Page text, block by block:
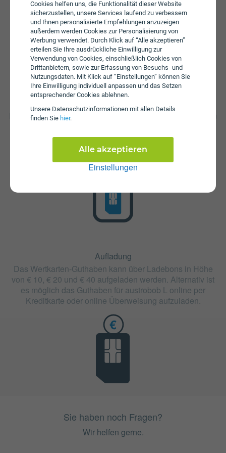
Cookies helfen uns, die Funktionalität dieser Website
sicherzustellen, unsere Services laufend zu verbessern
und Ihnen personalisierte Empfehlungen anzuzeigen
außerdem werden Cookies zur Personalisierung von
Werbung verwendet. Durch Klick auf “Alle akzeptieren”
erteilen Sie Ihre ausdrückliche Einwilligung zur
Verwendung von Cookies, einschließlich Cookies von
Drittanbietern, sowie zur Erfassung von Besuchs- und
Nutzungsdaten. Mit Klick auf “Einstellungen” können Sie
Ihre Einwilligung individuell anpassen und das Setzen
entsprechender Cookies ablehnen.
Unsere Daten­schutz­informationen mit allen Details
finden Sie hier.
Einstellungen
Alle akzeptieren
Bei einem Wertkarten-Tarif wird keine Servicepauschale
erhoben.
Die SIM-Karte ist im bob startpaket enthalten. Dieses kann
Starpaket sind 1000 Einheiten enthalten, die zum
Telefonieren, Versenden von SMS oder als Daten (MB)
genutzt werden können. Die Gültigkeit der Einheiten
beträgt 30 Tage.
Aufladung
Das Wertkarten-Guthaben kann über Ladebons in Höhe
von € 10, € 20 und € 40 aufgeladen werden. Alternativ ist
es möglich das Guthaben für austrobob L online per
Kreditkarte oder online Überweisung aufzuladen.
Sie haben noch Fragen?
Wir helfen gerne.